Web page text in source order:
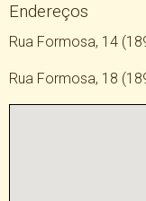
Endereços
Rua Formosa, 14
Rua Formosa, 18